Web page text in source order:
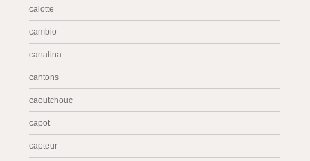
calotte
cambio
canalina
cantons
caoutchouc
capot
capteur